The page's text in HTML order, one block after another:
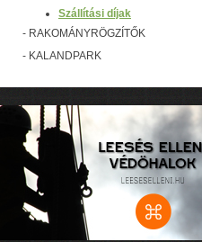
Szállítási díjak
- RAKOMÁNYRÖGZÍTŐK
- KALANDPARK